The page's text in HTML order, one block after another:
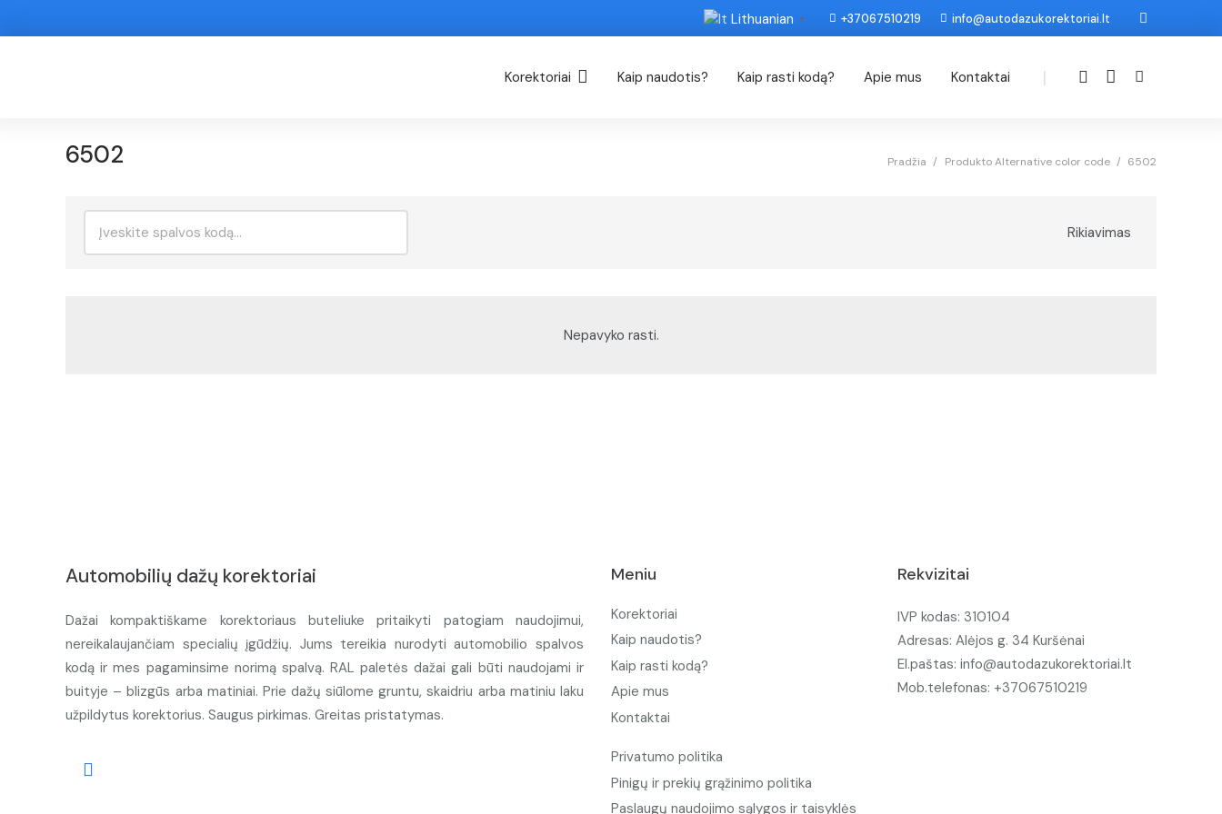
Lithuanian ▼ +37067510219 info@autodazukorektoriai.lt
Korektoriai Kaip naudotis? Kaip rasti kodą? Apie mus Kontaktai |
6502 Pradžia / Produkto Alternative color code / 6502
Rikiavimas
Nepavyko rasti.
Automobilių dažų korektoriai
Dažai kompaktiškame korektoriaus buteliuke pritaikyti patogiam naudojimui,
nereikalaujančiam specialių įgūdžių. Jums tereikia nurodyti automobilio spalvos
kodą ir mes pagaminsime norimą spalvą. RAL paletės dažai gali būti naudojami ir
buityje – blizgūs arba matiniai. Prie dažų siūlome gruntu, skaidriu arba matiniu laku
užpildytus korektorius. Saugus pirkimas. Greitas pristatymas.
Meniu
Korektoriai
Kaip naudotis?
Kaip rasti kodą?
Apie mus
Kontaktai
Privatumo politika
Pinigų ir prekių grąžinimo politika
Paslaugų naudojimo sąlygos ir taisyklės
Rekvizitai
IVP kodas: 310104
Adresas: Alėjos g. 34 Kuršėnai
El.paštas: info@autodazukorektoriai.lt
Mob.telefonas: +37067510219